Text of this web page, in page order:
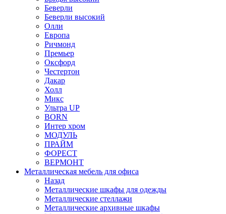
Беверли
Беверли высокий
Олли
Европа
Ричмонд
Премьер
Оксфорд
Честертон
Дакар
Холл
Микс
Ультра UP
BORN
Интер хром
МОДУЛЬ
ПРАЙМ
ФОРЕСТ
ВЕРМОНТ
Металлическая мебель для офиса
Назад
Металлические шкафы для одежды
Металлические стеллажи
Металлические архивные шкафы